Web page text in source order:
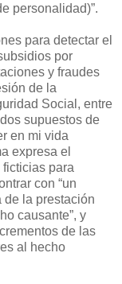
personalidad)”.
para detectar el
por
y fraudes
de la
Social, entre
supuestos de
en mi vida
expresa el
para
con “un
de la prestación
causante”, y
de las
al hecho